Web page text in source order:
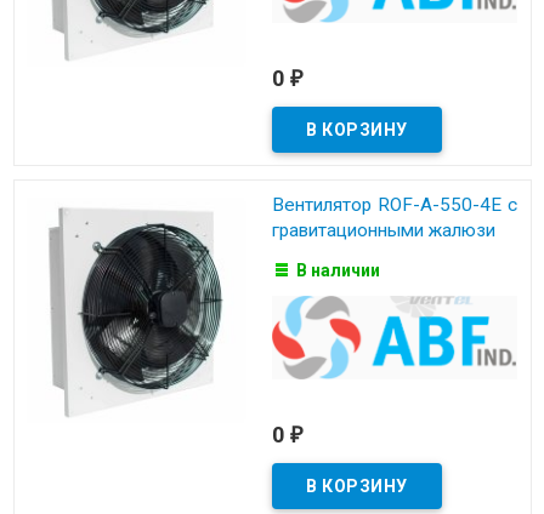
0 ₽
Вентилятор ROF-A-550-4E с
гравитационными жалюзи
В наличии
0 ₽